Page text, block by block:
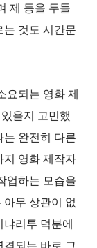
제 등을 두들
는 것도 시간문
요되는 영화 제
을지 고민했
는 완전히 다른
지 영화 제작자
업하는 모습을
아무 상관이 없
리투 덕분에
되는 바로 그